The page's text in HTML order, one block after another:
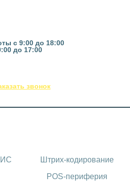
с 9:00 до 18:00
до 17:00
звонок
Штрих-кодирование
POS-периферия